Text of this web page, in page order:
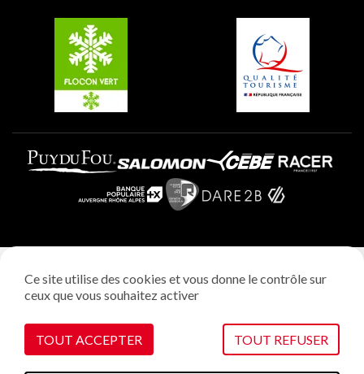
Plagne Villages
Plagne Aime 2000
Gestion des cookies
Ce site utilise des cookies et vous donne le contrôle sur
ceux que vous souhaitez activer
TOUT ACCEPTER TOUT REFUSER